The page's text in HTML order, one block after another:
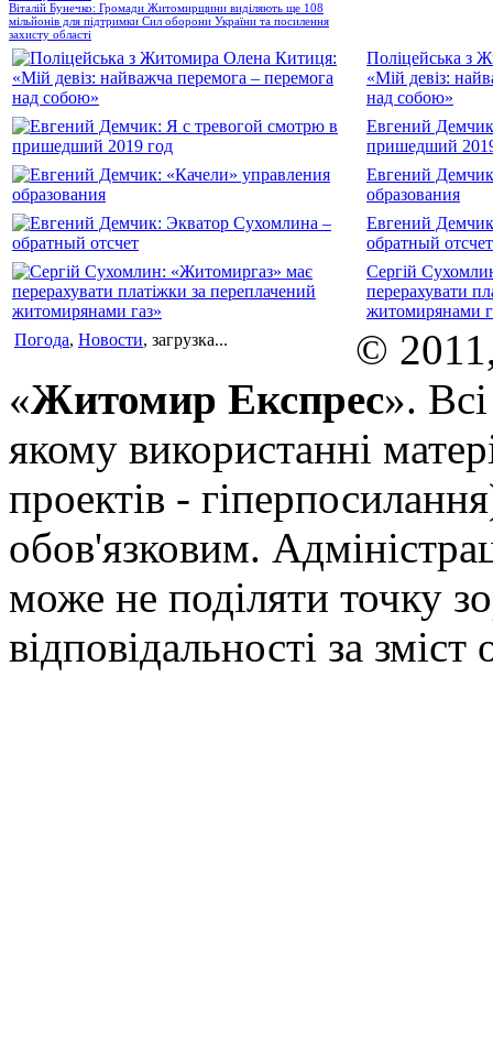
Віталій Бунечко: Громади Житомирщини виділяють ще 108
мільйонів для підтримки Сил оборони України та посилення
захисту області
Поліцейська з
«Мій девіз:
над собою»
Евгений
пришедший
Евгений
образования
Евгений
обратный отсчет
Сергій
перерахувати
житомирянами
Погода, Новости, загрузка...
©
«Житомир Експрес».
якому використанні
проектів -
обов'язковим.
може не поділяти точку
відповідальності за